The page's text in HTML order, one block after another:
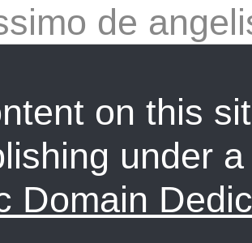
de
on this
under
Domain